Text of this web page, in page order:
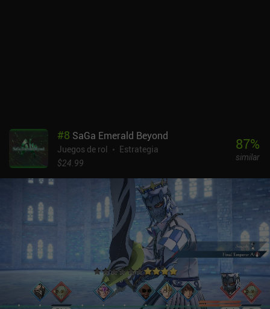
en el mundo del juego. Cassette Beasts se puede probar de forma
gratuita, con un iAP de 6,99 $ para desbloquear el juego completo.
Si, como yo, creciste jugando a los juegos clásicos de Pokémon,
creo que este te encantará. También puedes echar un vistazo a
#8 SaGa Emerald Beyond
Juegos de rol
Estrategia
$24.99
87%
similar